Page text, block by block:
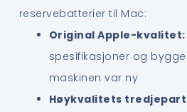
reservebatterier til Mac:
Original Apple-kvalitet:
spesifikasjoner og
maskinen var ny
Høykvalitets